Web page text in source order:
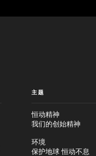
主题
恒动精神
我们的创始精神
环境
保护地球 恒动不息